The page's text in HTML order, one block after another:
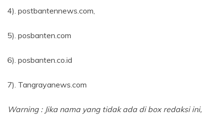
4). postbantennews.com,
5). posbanten.com
6). posbanten.co.id
7). Tangrayanews.com
Warning : Jika nama yang tidak ada di box redaksi ini,